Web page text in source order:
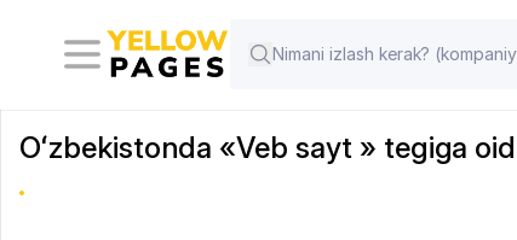
Oʻzbekistonda «Veb sayt » tegiga